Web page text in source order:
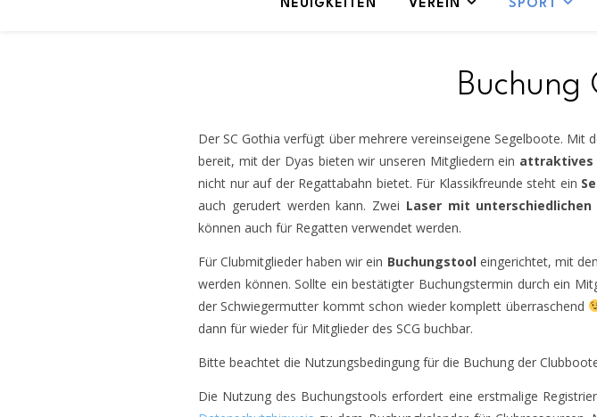
NEUIGKEITEN VEREIN SPORT
Buchung
Der SC Gothia verfügt über mehrere vereinseigene Segelboote. Mit
bereit, mit der Dyas bieten wir unseren Mitgliedern ein attraktives
nicht nur auf der Regattabahn bietet. Für Klassikfreunde steht ein
auch gerudert werden kann. Zwei Laser mit unterschiedlichen
können auch für Regatten verwendet werden.
Für Clubmitglieder haben wir ein Buchungstool eingerichtet, mit
werden können. Sollte ein bestätigter Buchungstermin durch ein
der Schwiegermutter kommt schon wieder komplett überraschend
dann für wieder für Mitglieder des SCG buchbar.
Bitte beachtet die Nutzungsbedingung für die Buchung der
Die Nutzung des Buchungstools erfordert eine erstmalige